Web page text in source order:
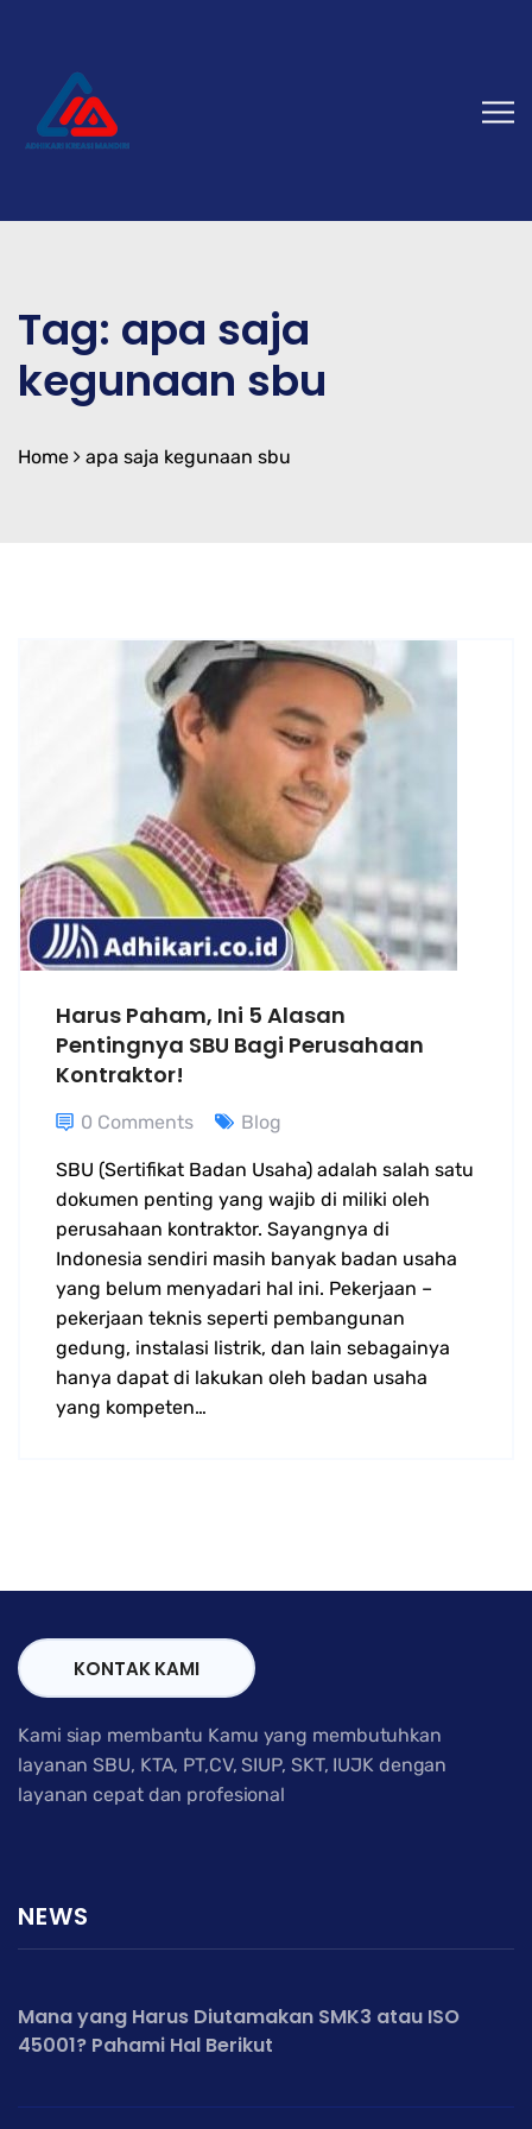
Tag: apa saja
kegunaan sbu
Home apa saja kegunaan sbu
Harus Paham, Ini 5 Alasan
Pentingnya SBU Bagi Perusahaan
Kontraktor!
0 Comments Blog
SBU (Sertifikat Badan Usaha) adalah salah satu
dokumen penting yang wajib di miliki oleh
perusahaan kontraktor. Sayangnya di
Indonesia sendiri masih banyak badan usaha
yang belum menyadari hal ini. Pekerjaan –
pekerjaan teknis seperti pembangunan
gedung, instalasi listrik, dan lain sebagainya
hanya dapat di lakukan oleh badan usaha
yang kompeten…
KONTAK KAMI
Kami siap membantu Kamu yang membutuhkan
layanan SBU, KTA, PT,CV, SIUP, SKT, IUJK dengan
layanan cepat dan profesional
NEWS
Mana yang Harus Diutamakan SMK3 atau ISO
45001? Pahami Hal Berikut